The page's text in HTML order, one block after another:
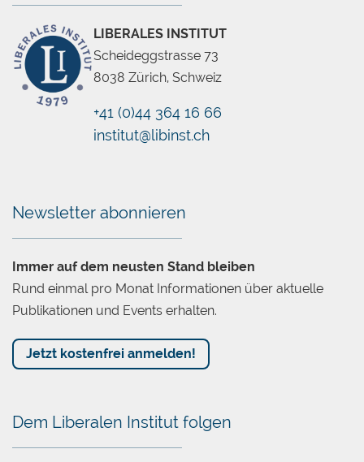
Chatbot
LIBERALES INSTITUT
Scheideggstrasse 73
8038 Zürich, Schweiz
+41 (0)44 364 16 66
institut@libinst.ch
Newsletter abonnieren
Immer auf dem neusten Stand bleiben
Rund einmal pro Monat Informationen über aktuelle
Publikationen und Events erhalten.
Jetzt kostenfrei anmelden!
Dem Liberalen Institut folgen